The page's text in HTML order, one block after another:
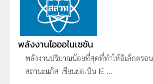
พลังงานไอออไนเซชัน
พลังงานปริมาณน้อยที่สุดที่ทำให้อิเล็กตรอ
สถานะแก๊ส เขียนย่อเป็น IE ...